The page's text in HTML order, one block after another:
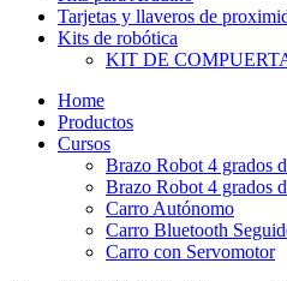
Tarjetas y llaveros de
Kits de robótica
KIT DE
Home
Productos
Cursos
Brazo Robot 4 grados
Brazo Robot 4 grados
Carro Autónomo
Carro Bluetooth
Carro con Servomotor